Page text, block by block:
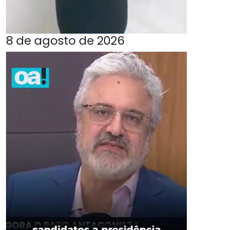
8 de agosto de 2026